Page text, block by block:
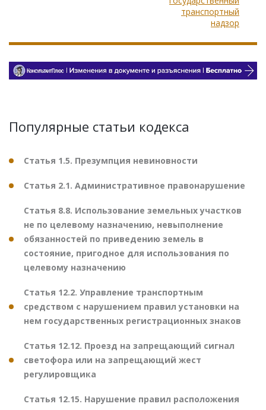
транспортный
надзор
Популярные статьи кодекса
Статья 1.5. Презумпция невиновности
Статья 2.1. Административное правонарушение
Статья 8.8. Использование земельных участков
не по целевому назначению, невыполнение
обязанностей по приведению земель в
состояние, пригодное для использования по
целевому назначению
Статья 12.2. Управление транспортным
средством с нарушением правил установки на
нем государственных регистрационных знаков
Статья 12.12. Проезд на запрещающий сигнал
светофора или на запрещающий жест
регулировщика
Статья 12.15. Нарушение правил расположения